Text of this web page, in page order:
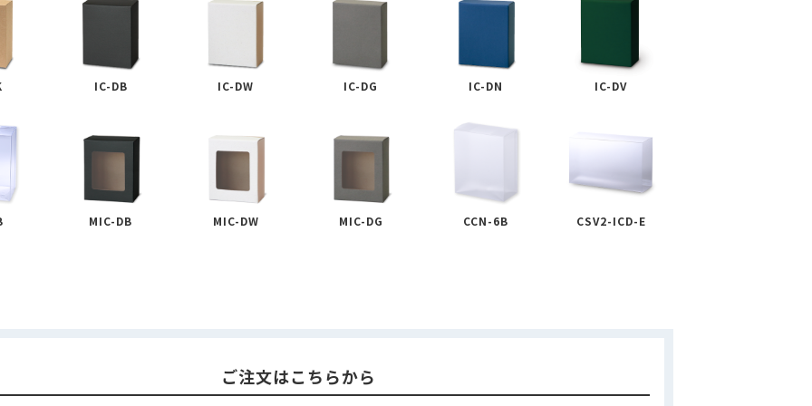
IC-DB IC-DW IC-DG IC-DN IC-DV
MIC-DB MIC-DW MIC-DG CCN-6B CSV2-ICD-E
ご注文はこちらから